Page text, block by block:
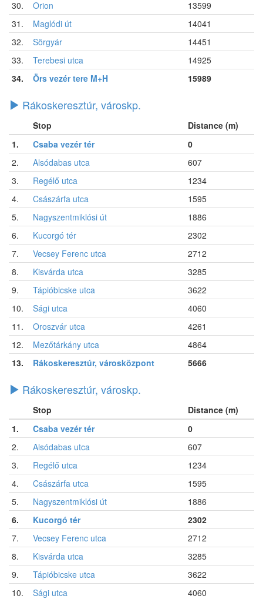
30. Orion
13599
31.
Maglódi út
14041
32.
Sörgyár
14451
33.
Terebesi utca
14925
34.
Örs vezér tere M+H 15989
Rákoskeresztúr, városkp.
Stop
Distance (m)
1.
Csaba vezér tér
0
2.
Alsódabas utca
607
3.
Regélő utca
1234
4.
Császárfa utca
1595
5.
Nagyszentmiklósi út
1886
6.
Kucorgó tér
2302
7.
Vecsey Ferenc utca
2712
8.
Kisvárda utca
3285
9.
Tápióbicske utca
3622
10.
Sági utca
4060
11.
Oroszvár utca
4261
12.
Mezőtárkány utca
4864
13.
Rákoskeresztúr, városközpont 5666
Rákoskeresztúr, városkp.
Stop
Distance (m)
1.
Csaba vezér tér
0
2.
Alsódabas utca
607
3.
Regélő utca
1234
4.
Császárfa utca
1595
5.
Nagyszentmiklósi út
1886
6.
Kucorgó tér
2302
7.
Vecsey Ferenc utca
2712
8.
Kisvárda utca
3285
9.
Tápióbicske utca
3622
10.
Sági utca
4060